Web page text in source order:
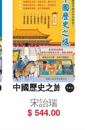
中國歷史之旅 (套
裝8冊)
宋詒瑞
$ 544.00